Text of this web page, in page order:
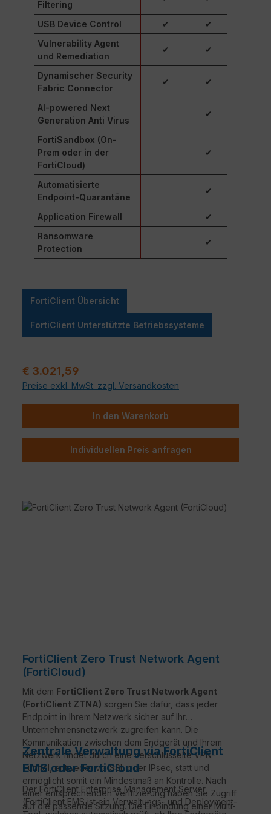
Filtering
USB Device Control ✔
✔
Vulnerability Agent
und Remediation
✔ ✔
Dynamischer Security
Fabric Connector
✔ ✔
AI-powered Next
Generation Anti Virus
✔
FortiSandbox (On-
Prem oder in der
FortiCloud)
✔
Automatisierte
Endpoint-Quarantäne
✔
Application Firewall
✔
Ransomware
Protection
✔
FortiClient Übersicht
FortiClient Unterstützte Betriebssysteme
Regulärer Preis:
€ 3.021,59
Preise exkl. MwSt. zzgl. Versandkosten
In den Warenkorb
Individuellen Preis anfragen
FortiClient Zero Trust Network Agent
(FortiCloud)
Mit dem FortiClient Zero Trust Network Agent
(FortiClient ZTNA) sorgen Sie dafür, dass jeder
Endpoint in Ihrem Netzwerk sicher auf Ihr
Unternehmensnetzwerk zugreifen kann. Die
Kommunikation zwischen dem Endgerät und Ihrem
Netzwerk findet durch eine verschlüsselte VPN-
Tunnel, entweder via SSL oder IPsec, statt und
ermöglicht somit ein Mindestmaß an Kontrolle. Nach
einer entsprechenden Verifizierung haben Sie Zugriff
auf die passende Sitzung. Die Einbindung einer Multi-
Zentrale Verwaltung via FortiClient
EMS oder FortiCloud
Der FortiClient Enterprise Management Server
(FortiClient EMS ist ein Verwaltungs- und Deployment-